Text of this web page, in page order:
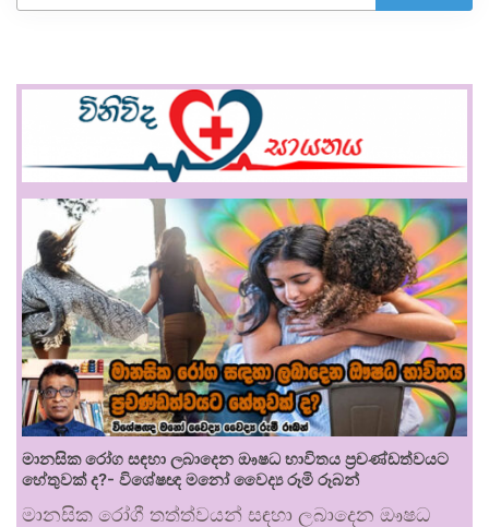
මානසික රෝග සඳහා ලබාදෙන ඖෂධ භාවිතය ප්‍රචණ්ඩත්වයට
හේතුවක් ද?- විශේෂඥ මනෝ වෛද්‍ය රූමි රූබන්
මානසික රෝගී තත්ත්වයන් සඳහා ලබාදෙන ඖෂධ